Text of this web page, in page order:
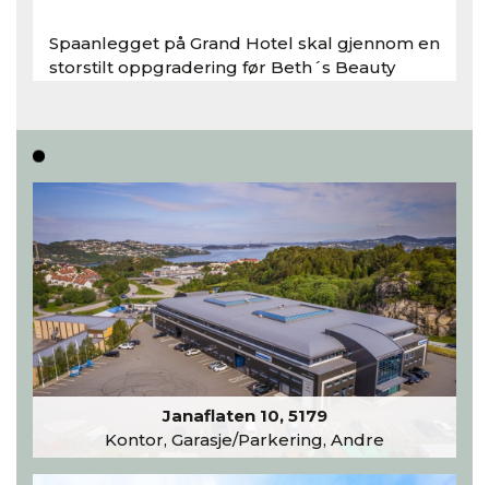
Spaanlegget på Grand Hotel skal gjennom en
storstilt oppgradering før Beth´s Beauty
Les hele artikkelen
Janaflaten 10, 5179
Kontor, Garasje/Parkering, Andre